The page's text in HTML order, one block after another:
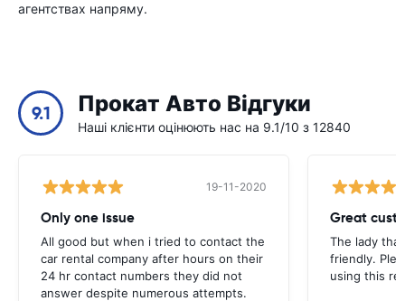
агентствах напряму.
9.1 Прокат Авто Відгуки
Наші клієнти оцінюють нас на 9.1/10 з 12840
19-11-2020
Only one issue
All good but when i tried to contact the
car rental company after hours on their
24 hr contact numbers they did not
answer despite numerous attempts.
Great
The lady
friendly.
using this